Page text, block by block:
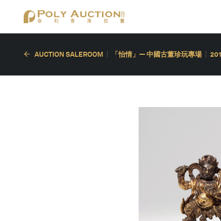
AUCTION SALEROOM 「怡情」— 中國古董珍玩專場